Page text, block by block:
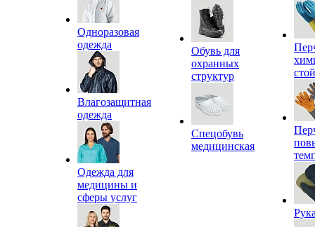
Одноразовая
одежда
Влагозащитная
одежда
Одежда для
медицины и
сферы услуг
Обувь для
охранных
структур
Спецобувь
медицинская